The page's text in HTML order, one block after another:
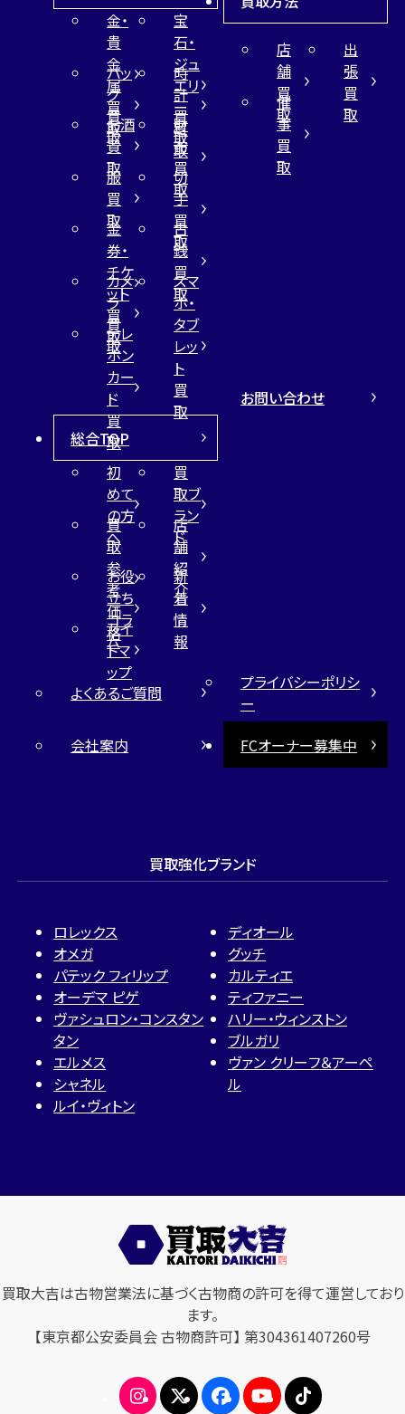
金・
貴
金
属
買
取
宝
石・
ジュ
エリ
ー
買
取
バッ
グ
買
取
時
計
買
取
お酒
買
取
財
布
買
取
服
買
取
切
手
買
取
金
券・
チケ
ット
買
取
古
銭
買
取
カメ
ラ
買
取
スマ
ホ・
タブ
レッ
ト
買
取
テレ
ホン
カー
ド
買
取
店
舗
買
取
出
張
買
取
催
事
買
取
総合TOP
初
めて
の方
へ
買
取ブ
ラン
ド
買
取
参
考
価
格
店
舗
紹
介
お役
立ち
コラ
ム
新
着
情
報
サイ
トマ
ップ
お問い合わせ
よくあるご質問
プライバシーポリシ
ー
会社案内
FCオーナー募集中
買取強化ブランド
ロレックス
オメガ
パテック フィリップ
オーデマ ピゲ
ヴァシュロン・コンスタン
タン
エルメス
シャネル
ルイ・ヴィトン
ディオール
グッチ
カルティエ
ティファニー
ハリー・ウィンストン
ブルガリ
ヴァン クリーフ＆アーペ
ル
買取大吉は古物営業法に基づく古物商の許可を得て運営しており
ます。
【東京都公安委員会 古物商許可】 第304361407260号